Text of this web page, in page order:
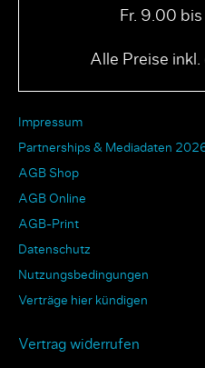
Fr. 9.00
Alle Preise
Impressum
Partnerships & Mediadaten
AGB Shop
AGB Online
AGB-Print
Datenschutz
Nutzungsbedingungen
Verträge hier kündigen
Vertrag widerrufen